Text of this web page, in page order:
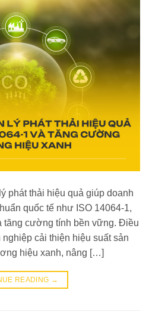
phát thải hiệu quả giúp doanh
quốc tế như ISO 14064-1,
tăng cường tính bền vững. Điều
cải thiện hiệu suất sản
hiệu xanh, nâng […]
READING →